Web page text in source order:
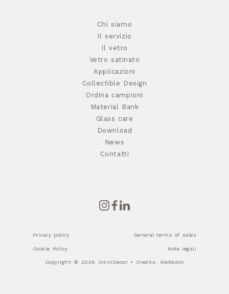
Chi siamo
Il servizio
Il vetro
Vetro satinato
Applicazioni
Collectible Design
Ordina campioni
Material Bank
Glass care
Download
News
Contatti
Privacy policy General terms of sales
Cookie Policy Note legali
Copyright © 2026 OmniDecor • Credits: Webkolm